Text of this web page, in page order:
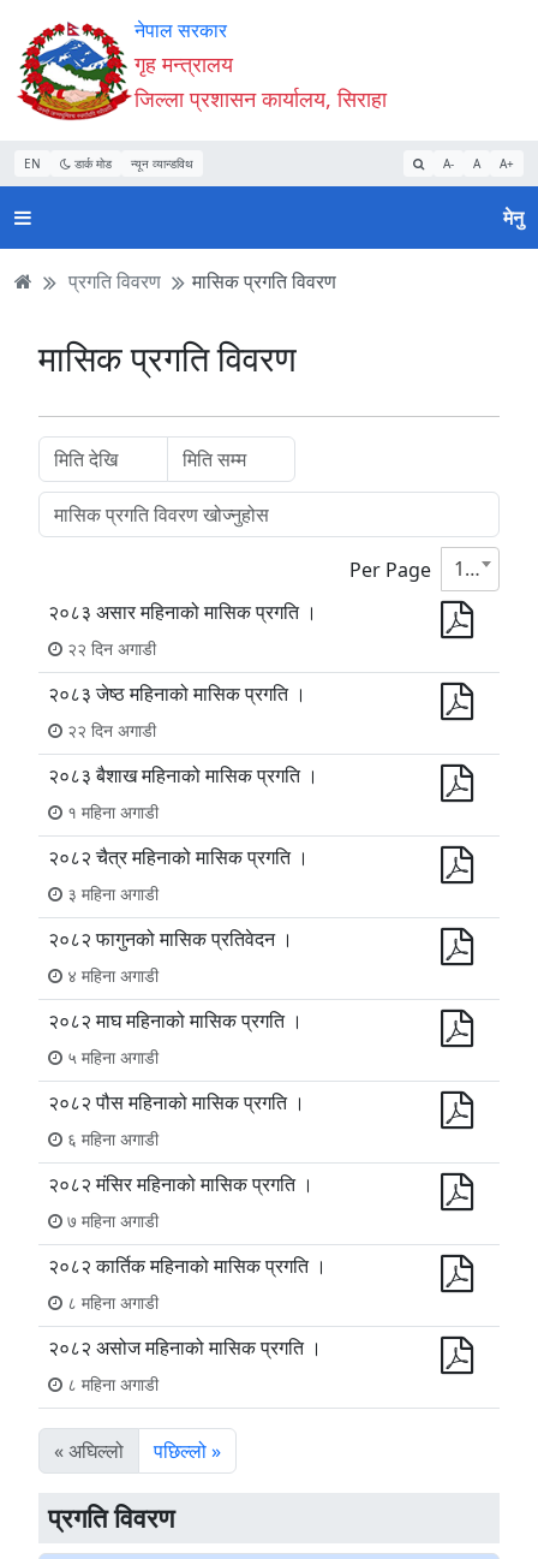
Accessibility
Mode
सुरु
गर्नुहोस्
सामाग्री
पढ्नुहाेस्
नेभिगेसन
पढ्नुहाेस्
वेबसाइट
खोजमा
जानुहोस्
नेपाल सरकार
गृह मन्त्रालय
जिल्ला प्रशासन कार्यालय, सिराहा
EN डार्क मोड न्यून व्यान्डविथ A- A A+
मेनु
प्रगति विवरण मासिक प्रगति विवरण
प्रगति विवरण
मासिक प्रगति विवरण
Per Page
10
२०८३ असार महिनाको मासिक प्रगति ।
२२ दिन अगाडी
२०८३ जेष्ठ महिनाको मासिक प्रगति ।
२२ दिन अगाडी
२०८३ बैशाख महिनाको मासिक प्रगति ।
१ महिना अगाडी
२०८२ चैत्र महिनाको मासिक प्रगति ।
३ महिना अगाडी
२०८२ फागुनको मासिक प्रतिवेदन ।
४ महिना अगाडी
२०८२ माघ महिनाको मासिक प्रगति ।
५ महिना अगाडी
२०८२ पौस महिनाको मासिक प्रगति ।
६ महिना अगाडी
२०८२ मंसिर महिनाको मासिक प्रगति ।
७ महिना अगाडी
२०८२ कार्तिक महिनाको मासिक प्रगति ।
८ महिना अगाडी
२०८२ असोज महिनाको मासिक प्रगति ।
८ महिना अगाडी
« अघिल्लो पछिल्लो »